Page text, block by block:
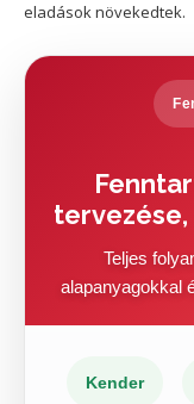
eladások növekedtek.
Teljes
alapanyagokkal
Kender